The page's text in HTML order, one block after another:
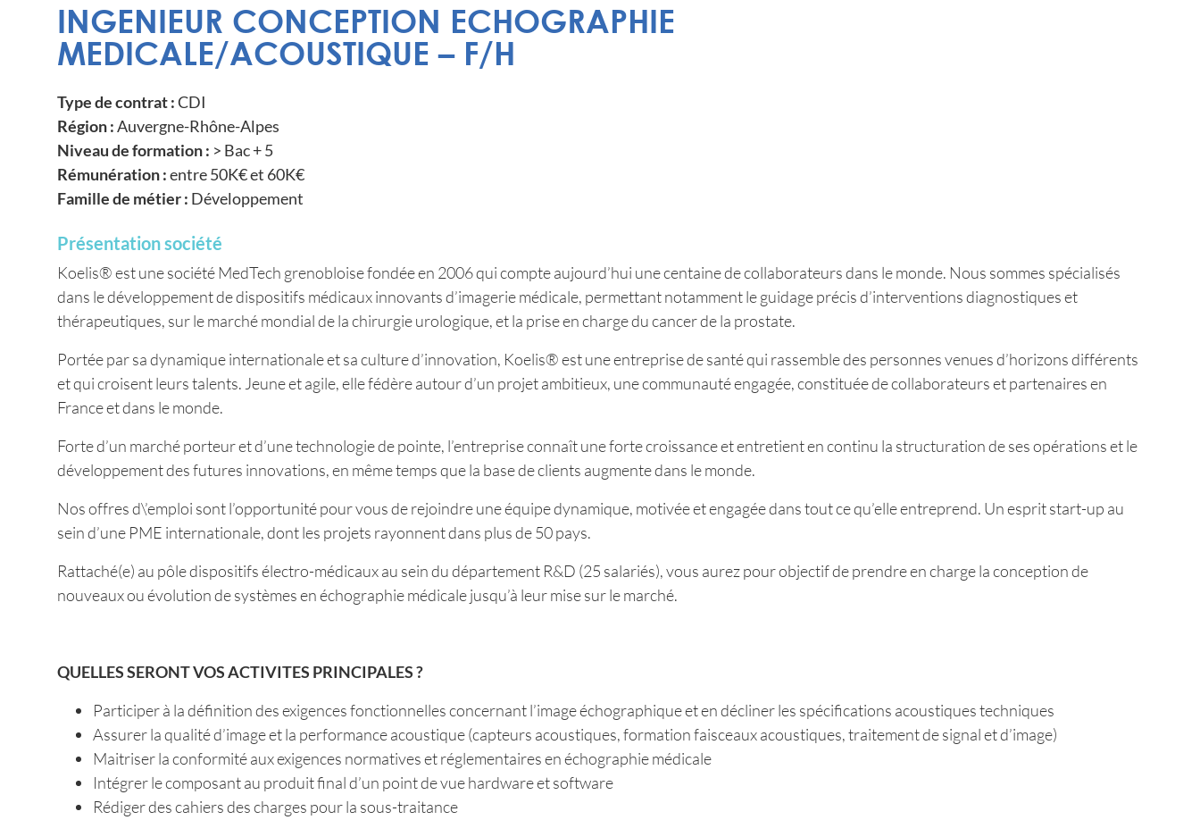
INGENIEUR CONCEPTION ECHOGRAPHIE
MEDICALE/ACOUSTIQUE – F/H
Type de contrat :CDI
Région :Auvergne-Rhône-Alpes
Niveau de formation : > Bac + 5
Rémunération :entre 50K€ et 60K€
Famille de métier : Développement
Présentation société
Koelis® est une société MedTech grenobloise fondée en 2006 qui compte aujourd’hui une centaine de collaborateurs dans le monde. Nous sommes spécialisés
dans le développement de dispositifs médicaux innovants d’imagerie médicale, permettant notamment le guidage précis d’interventions diagnostiques et
thérapeutiques, sur le marché mondial de la chirurgie urologique, et la prise en charge du cancer de la prostate.
Portée par sa dynamique internationale et sa culture d’innovation, Koelis® est une entreprise de santé qui rassemble des personnes venues d’horizons différents
et qui croisent leurs talents. Jeune et agile, elle fédère autour d’un projet ambitieux, une communauté engagée, constituée de collaborateurs et partenaires en
France et dans le monde.
Forte d’un marché porteur et d’une technologie de pointe, l’entreprise connaît une forte croissance et entretient en continu la structuration de ses opérations et le
développement des futures innovations, en même temps que la base de clients augmente dans le monde.
Nos offres d\’emploi sont l’opportunité pour vous de rejoindre une équipe dynamique, motivée et engagée dans tout ce qu’elle entreprend. Un esprit start-up au
sein d’une PME internationale, dont les projets rayonnent dans plus de 50 pays.
Rattaché(e) au pôle dispositifs électro-médicaux au sein du département R&D (25 salariés), vous aurez pour objectif de prendre en charge la conception de
nouveaux ou évolution de systèmes en échographie médicale jusqu’à leur mise sur le marché.
QUELLES SERONT VOS ACTIVITES PRINCIPALES ?
Participer à la définition des exigences fonctionnelles concernant l’image échographique et en décliner les spécifications acoustiques techniques
Assurer la qualité d’image et la performance acoustique (capteurs acoustiques, formation faisceaux acoustiques, traitement de signal et d’image)
Maitriser la conformité aux exigences normatives et réglementaires en échographie médicale
Intégrer le composant au produit final d’un point de vue hardware et software
Rédiger des cahiers des charges pour la sous-traitance